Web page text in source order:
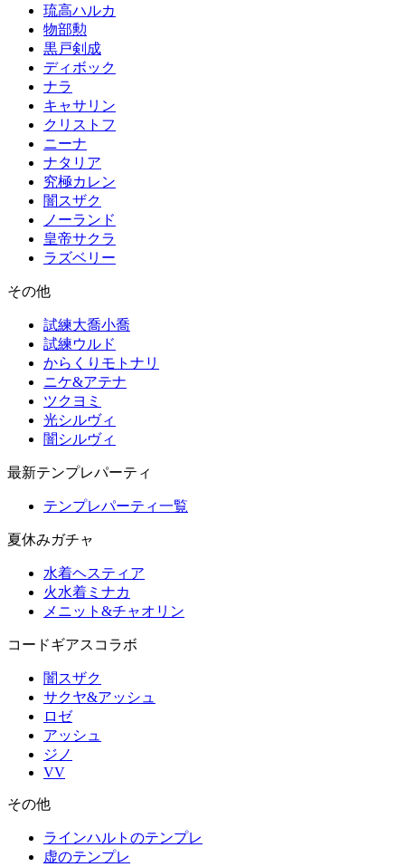
琉高ハルカ
物部勲
黒戸剣成
ディボック
ナラ
キャサリン
クリストフ
ニーナ
ナタリア
究極カレン
闇スザク
ノーランド
皇帝サクラ
ラズベリー
その他
試練大喬小喬
試練ウルド
からくりモトナリ
ニケ&アテナ
ツクヨミ
光シルヴィ
闇シルヴィ
最新テンプレパーティ
テンプレパーティ一覧
夏休みガチャ
水着ヘスティア
火水着ミナカ
メニット&チャオリン
コードギアスコラボ
闇スザク
サクヤ&アッシュ
ロゼ
アッシュ
ジノ
VV
その他
ラインハルトのテンプレ
虚のテンプレ